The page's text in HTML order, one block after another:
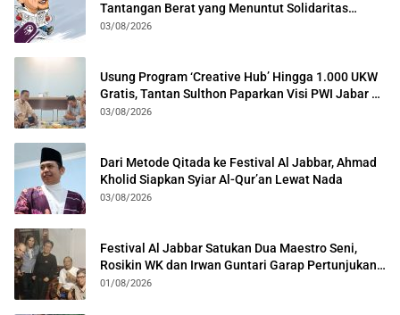
Tantangan Berat yang Menuntut Solidaritas
Lintas Generasi
03/08/2026
Usung Program ‘Creative Hub’ Hingga 1.000 UKW
Gratis, Tantan Sulthon Paparkan Visi PWI Jabar di
Kota Bogor
03/08/2026
Dari Metode Qitada ke Festival Al Jabbar, Ahmad
Kholid Siapkan Syiar Al-Qur’an Lewat Nada
03/08/2026
Festival Al Jabbar Satukan Dua Maestro Seni,
Rosikin WK dan Irwan Guntari Garap Pertunjukan
Kolosal
01/08/2026